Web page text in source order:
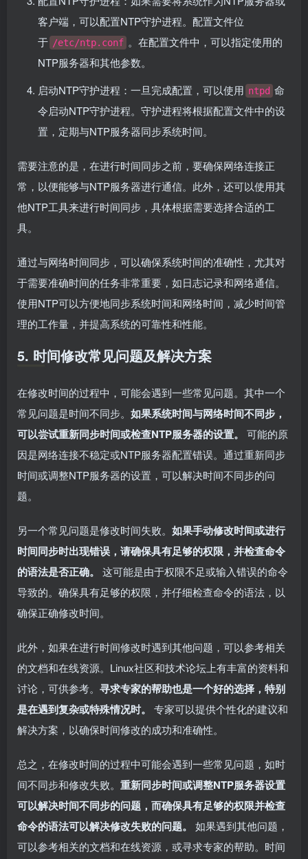
客户端，可以配置NTP守护进程。配置文件位
于 /etc/ntp.conf 。在配置文件中，可以指定使用的
NTP服务器和其他参数。
启动NTP守护进程：一旦完成配置，可以使用 ntpd 命
令启动NTP守护进程。守护进程将根据配置文件中的设
置，定期与NTP服务器同步系统时间。
需要注意的是，在进行时间同步之前，要确保网络连接正
常，以便能够与NTP服务器进行通信。此外，还可以使用其
他NTP工具来进行时间同步，具体根据需要选择合适的工
具。
通过与网络时间同步，可以确保系统时间的准确性，尤其对
于需要准确时间的任务非常重要，如日志记录和网络通信。
使用NTP可以方便地同步系统时间和网络时间，减少时间管
理的工作量，并提高系统的可靠性和性能。
5. 时间修改常见问题及解决方案
在修改时间的过程中，可能会遇到一些常见问题。其中一个
常见问题是时间不同步。 如果系统时间与网络时间不同步，
可以尝试重新同步时间或检查NTP服务器的设置。
可能的原
因是网络连接不稳定或NTP服务器配置错误。通过重新同步
时间或调整NTP服务器的设置，可以解决时间不同步的问
题。
另一个常见问题是修改时间失败。 如果手动修改时间或进行
时间同步时出现错误，请确保具有足够的权限，并检查命令
的语法是否正确。
这可能是由于权限不足或输入错误的命令
导致的。确保具有足够的权限，并仔细检查命令的语法，以
确保正确修改时间。
此外，如果在进行时间修改时遇到其他问题，可以参考相关
的文档和在线资源。Linux社区和技术论坛上有丰富的资料和
讨论，可供参考。 寻求专家的帮助也是一个好的选择，特别
是在遇到复杂或特殊情况时。
专家可以提供个性化的建议和
解决方案，以确保时间修改的成功和准确性。
总之，在修改时间的过程中可能会遇到一些常见问题，如时
间不同步和修改失败。 重新同步时间或调整NTP服务器设置
可以解决时间不同步的问题，而确保具有足够的权限并检查
命令的语法可以解决修改失败的问题。
如果遇到其他问题，
可以参考相关的文档和在线资源，或寻求专家的帮助。时间